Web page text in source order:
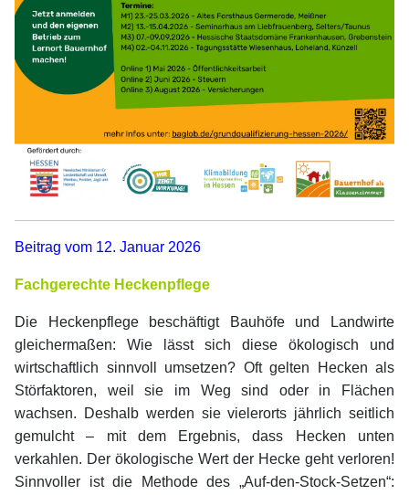
Beitrag vom 12. Januar 2026
Fachgerechte Heckenpflege
Die Heckenpflege beschäftigt Bauhöfe und Landwirte
gleichermaßen: Wie lässt sich diese ökologisch und
wirtschaftlich sinnvoll umsetzen? Oft gelten Hecken als
Störfaktoren, weil sie im Weg sind oder in Flächen
wachsen. Deshalb werden sie vielerorts jährlich seitlich
gemulcht – mit dem Ergebnis, dass Hecken unten
verkahlen. Der ökologische Wert der Hecke geht verloren!
Sinnvoller ist die Methode des „Auf-den-Stock-Setzen“: